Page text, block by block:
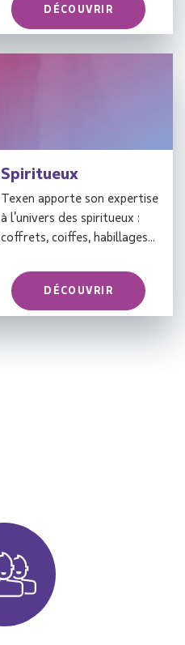
DÉCOUVRIR
Spiritueux
Texen apporte son expertise
à l’univers des spiritueux :
coffrets, coiffes, habillages...
DÉCOUVRIR